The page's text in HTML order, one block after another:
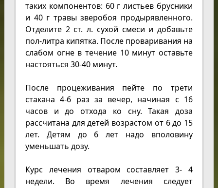
таких компонентов: 60 г листьев брусники
и 40 г травы зверобоя продырявленного.
Отделите 2 ст. л. сухой смеси и добавьте
пол-литра кипятка. После проваривания на
слабом огне в течение 10 минут оставьте
настояться 30-40 минут.
После процеживания пейте по трети
стакана 4-6 раз за вечер, начиная с 16
часов и до отхода ко сну. Такая доза
рассчитана для детей возрастом от 6 до 15
лет. Детям до 6 лет надо вполовину
уменьшать дозу.
Курс лечения отваром составляет 3- 4
недели. Во время лечения следует